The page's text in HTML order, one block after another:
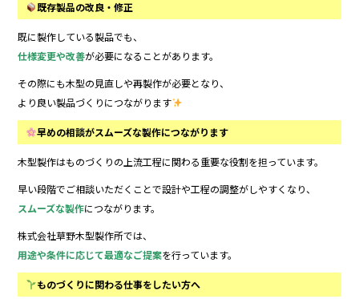
既存製品の改良・修正
既に製作している製品でも、
仕様変更や改善が必要になることがあります。
その際にも木型の見直しや再製作が必要となり、
より良い製品づくりにつながります
早めの相談がスムーズな製作につながります
木型製作はものづくりの上流工程に関わる重要な役割を担っています。
早い段階でご相談いただくことで設計や工程の調整がしやすくなり、
スムーズな製作につながります。
株式会社草野木型製作所では、
用途や条件に応じて最適なご提案を行っています。
ものづくりに関わる仕事をしたい方へ